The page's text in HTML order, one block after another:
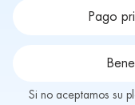
Pago
Si no aceptamos su